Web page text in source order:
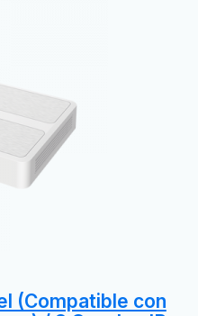
(Compatible con